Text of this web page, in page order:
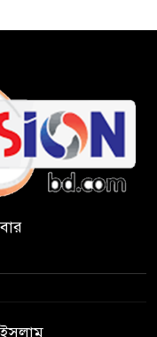
ফর জাকাত
প্রায় ৯০
ইয়াবা উদ্ধার
সরকারি
ম্যানেজিং
নির্বাচিত মো.